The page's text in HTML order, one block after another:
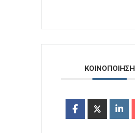
ΚΟΙΝΟΠΟΙΗΣΗ